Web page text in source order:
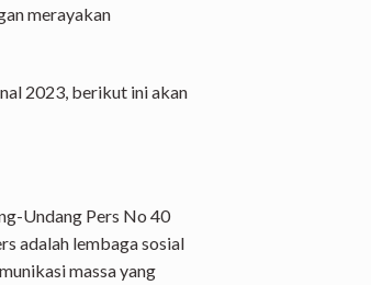
merayakan
2023, berikut ini akan
Undang Pers No 40
adalah lembaga sosial
massa yang